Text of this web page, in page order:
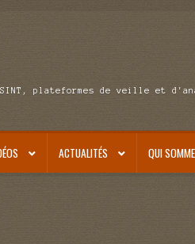
plateformes de veille et
ACTUALITÉS QUI